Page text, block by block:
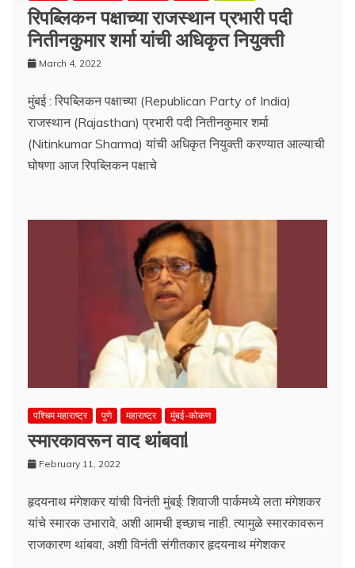
रिपब्लिकन पक्षाच्या राजस्थान प्रभारी पदी
नितीनकुमार शर्मा यांची अधिकृत नियुक्ती
March 4, 2022
मुंबई : रिपब्लिकन पक्षाच्या (Republican Party of India)
राजस्थान (Rajasthan) प्रभारी पदी नितीनकुमार शर्मा
(Nitinkumar Sharma) यांची अधिकृत नियुक्ती करण्यात आल्याची
घोषणा आज रिपब्लिकन पक्षाचे
पश्चिम महाराष्ट्र पुणे महाराष्ट्र मुंबई-कोकण
स्मारकावरून वाद थांबवा!
February 11, 2022
हृदयनाथ मंगेशकर यांची विनंती मुंबई: शिवाजी पार्कमध्ये लता मंगेशकर
यांचे स्मारक उभारावे, अशी आमची इच्छाच नाही. त्यामुळे स्मारकावरून
राजकारण थांबवा, अशी विनंती संगीतकार हृदयनाथ मंगेशकर